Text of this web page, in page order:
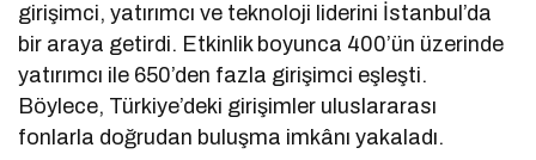
girişimci, yatırımcı ve teknoloji liderini İstanbul’da
bir araya getirdi. Etkinlik boyunca 400’ün üzerinde
yatırımcı ile 650’den fazla girişimci eşleşti.
Böylece, Türkiye’deki girişimler uluslararası
fonlarla doğrudan buluşma imkânı yakaladı.